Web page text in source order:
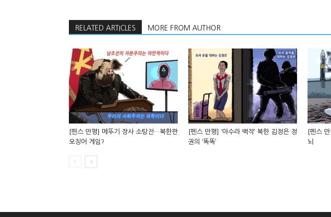
RELATED ARTICLES MORE FROM AUTHOR
[펜스 만평] 메뚜기 장사 소탕전…북한판
오징어 게임?
[펜스 만평] ‘아수라 백작’ 북한 김정은 정
권의 ‘똑똑’
[펜스
뇌